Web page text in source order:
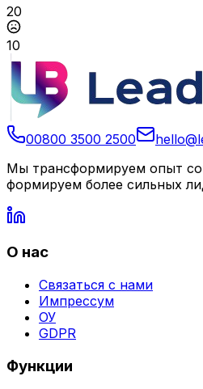
20
10
00800 3500 2500
Мы трансформируем опыт
формируем более сильных
О нас
Связаться с нами
Импрессум
ОУ
GDPR
Функции